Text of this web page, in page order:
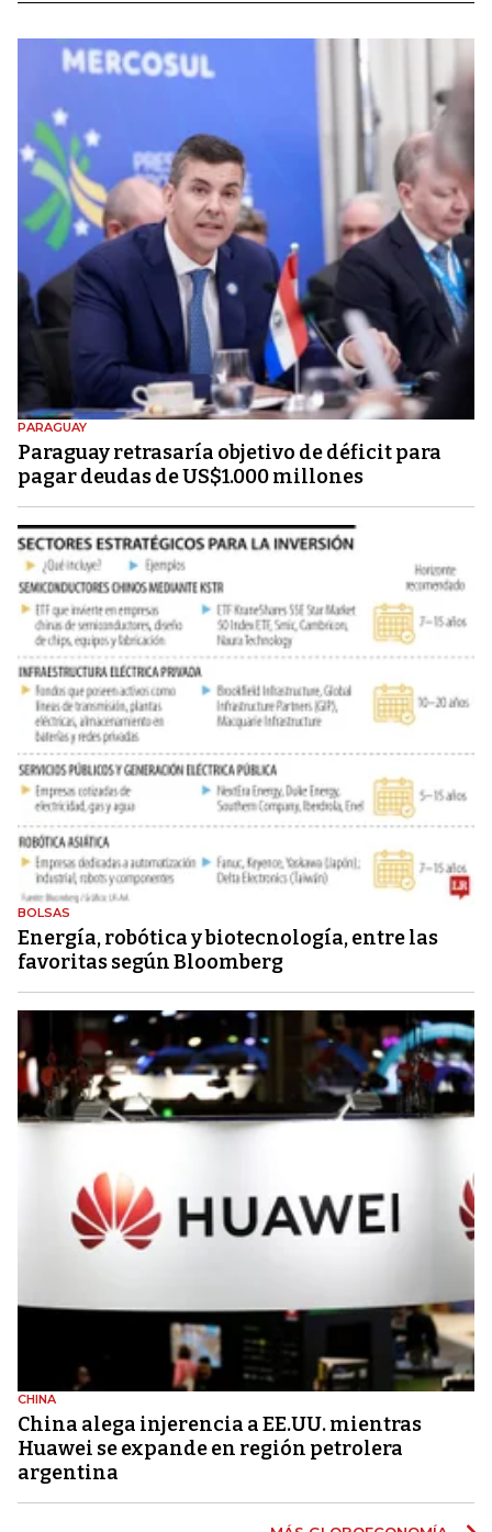
PARAGUAY
Paraguay retrasaría objetivo de déficit para
pagar deudas de US$1.000 millones
BOLSAS
Energía, robótica y biotecnología, entre las
favoritas según Bloomberg
CHINA
China alega injerencia a EE.UU. mientras
Huawei se expande en región petrolera
argentina